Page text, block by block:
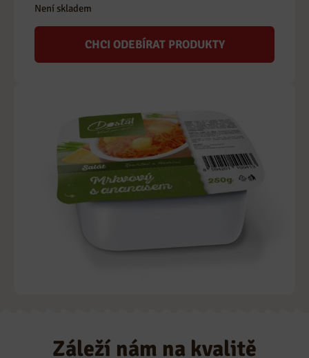
Není skladem
CHCI ODEBÍRAT PRODUKTY
Záleží nám na kvalitě